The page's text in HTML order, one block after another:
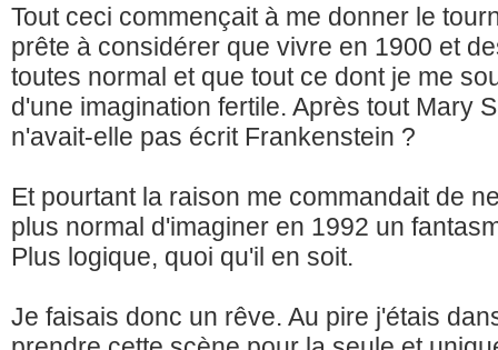
Tout ceci commençait à me donner le
prête à considérer que vivre en 1900 et
toutes normal et que tout ce dont je me
d'une imagination fertile. Après tout Mary
n'avait-elle pas écrit Frankenstein ?
Et pourtant la raison me commandait de
plus normal d'imaginer en 1992 un
Plus logique, quoi qu'il en soit.
Je faisais donc un rêve. Au pire j'étais